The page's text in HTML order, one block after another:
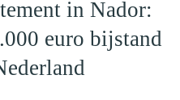
in Nador:
euro bijstand